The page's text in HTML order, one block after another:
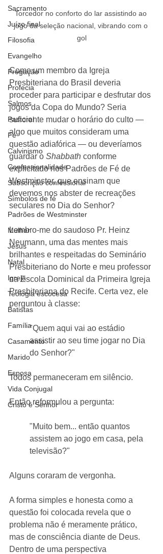
Sacramento
Juízo final
Filosofia
Evangelho
Pregação
Profecia
Salmos
Pastoral
Fé
Calvinismo
Confessionalidade
Subscrição confessional
Símbolos de fé
Padrões de Westminster
Mulher
Jesus
Natal
Igreja
Teologia escocesa
Batistas
Família
Casamento
Marido
Esposa
Vida Conjugal
Cristo é Senhor
Torcedor no conforto do lar assistindo ao
jogo da seleção nacional, vibrando com o
gol
Como um membro da Igreja
Presbiteriana do Brasil deveria
proceder para participar e desfrutar dos
jogos da Copa do Mundo? Seria
suficiente mudar o horário do culto —
algo que muitos consideram uma
questão adiafórica — ou deveríamos
guardar o Shabbath conforme
explicitado nos Padrões de Fé de
Westminster, que ensinam que
devemos nos abster de recreações
seculares no Dia do Senhor?
Lembro-me do saudoso Pr. Heinz
Neumann, uma das mentes mais
brilhantes e respeitadas do Seminário
Presbiteriano do Norte e meu professor
na Escola Dominical da Primeira Igreja
Presbiteriana do Recife. Certa vez, ele
perguntou à classe:
"Quem aqui vai ao estádio
assistir ao seu time jogar no Dia
do Senhor?"
Todos permaneceram em silêncio.
Então reformulou a pergunta:
"Muito bem... então quantos
assistem ao jogo em casa, pela
televisão?"
Alguns coraram de vergonha.
A forma simples e honesta como a
questão foi colocada revela que o
problema não é meramente prático,
mas de consciência diante de Deus.
Dentro de uma perspectiva